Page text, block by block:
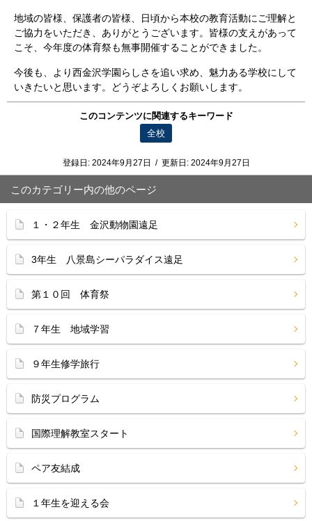
地域の皆様、保護者の皆様、日頃から本校の教育活動にご理解と
ご協力をいただき、ありがとうございます。皆様の支えがあって
こそ、今年度の体育祭も無事開催することができました。
今後も、より西金沢学園らしさを追い求め、魅力ある学校にして
いきたいと思います。どうぞよろしくお願いします。
このコンテンツに関連するキーワード
全校
登録日: 2024年9月27日 / 更新日: 2024年9月27日
このカテゴリー内の他のページ
１・２年生 金沢動物園遠足
3年生 八景島シーパラダイス遠足
第１０回 体育祭
７年生 地域学習
９年生修学旅行
防災プログラム
国際理解教室スタート
ペア友結成
１年生を迎える会